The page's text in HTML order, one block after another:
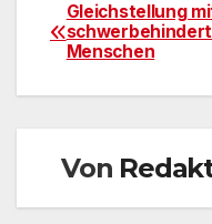
Gleichstellung
Menschen
Von